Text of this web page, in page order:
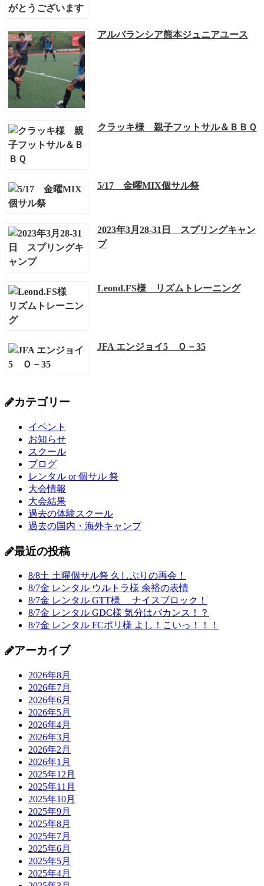
アルバランシア熊本ジュニアユース
クラッキ様 親子フットサル＆ＢＢＱ
5/17 金曜MIX個サル祭
2023年3月28-31日 スプリングキャン
プ
Leond.FS様 リズムトレーニング
JFA エンジョイ5 Ｏ－35
カテゴリー
イベント
お知らせ
スクール
ブログ
レンタル or 個サル 祭
大会情報
大会結果
過去の体験スクール
過去の国内・海外キャンプ
最近の投稿
8/8土 土曜個サル祭 久しぶりの再会！
8/7金 レンタル ウルトラ様 余裕の表情
8/7金 レンタル GTT様 ナイスブロック！
8/7金 レンタル GDC様 気分はバカンス！？
8/7金 レンタル FCポリ様 よし！こいっ！！！
アーカイブ
2026年8月
2026年7月
2026年6月
2026年5月
2026年4月
2026年3月
2026年2月
2026年1月
2025年12月
2025年11月
2025年10月
2025年9月
2025年8月
2025年7月
2025年6月
2025年5月
2025年4月